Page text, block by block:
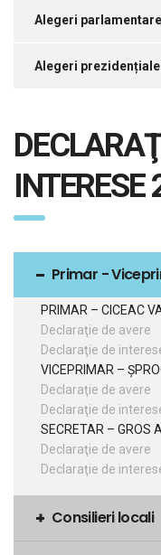
Alegeri
Alegeri prezidențiale
INTERESE
Primar -
PRIMAR – CICEAC
Declaraţie de avere
Declaraţie de
VICEPRIMAR –
Declaraţie de avere
Declaraţie de
SECRETAR – GROS
Declaraţie de avere
Declaraţie de
Consilieri locali